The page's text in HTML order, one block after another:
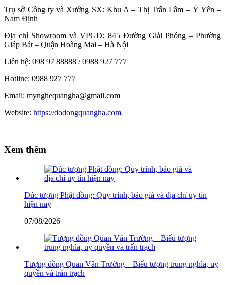
Trụ sở Công ty và Xưởng SX: Khu A – Thị Trấn Lâm – Ý Yên –
Nam Định
Địa chỉ Showroom và VPGD: 845 Đường Giải Phóng – Phường
Giáp Bát – Quận Hoàng Mai – Hà Nội
Liên hệ: 098 97 88888 / 0988 927 777
Hotline: 0988 927 777
Email: mynghequangha@gmail.com
Website: https://dodongquangha.com
Xem thêm
Đúc tượng Phật đồng: Quy trình, báo giá và địa chỉ uy tín
hiện nay
07/08/2026
Tượng đồng Quan Vân Trường – Biểu tượng trung nghĩa, uy
quyền và trấn trạch